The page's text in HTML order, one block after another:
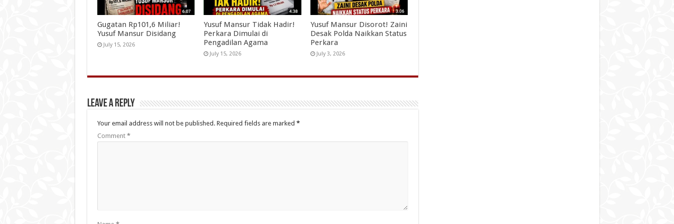
Gugatan Rp101,6 Miliar!
Yusuf Mansur Disidang
July 15, 2026
Yusuf Mansur Tidak Hadir!
Perkara Dimulai di
Pengadilan Agama
July 15, 2026
Yusuf Mansur Disorot! Zaini
Desak Polda Naikkan Status
Perkara
July 3, 2026
Leave a Reply
Your email address will not be published. Required fields are marked *
Comment *